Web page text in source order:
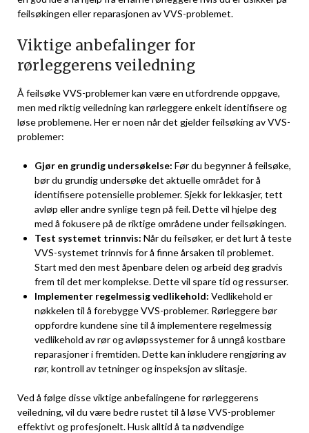
feilsøkingen eller reparasjonen av ⁢VVS-problemet.
Viktige anbefalinger for
rørleggerens veiledning
Å feilsøke VVS-problemer kan være en utfordrende oppgave,
men med riktig veiledning kan rørleggere enkelt identifisere og
løse problemene. Her ⁣er noen når det‌ gjelder‍ feilsøking av VVS-
problemer:
Gjør en grundig undersøkelse: Før du begynner å feilsøke,
bør du grundig undersøke det aktuelle området for å
identifisere potensielle problemer. Sjekk for lekkasjer, tett
avløp eller andre synlige tegn på​ feil. Dette vil ⁣hjelpe deg
med å fokusere på de riktige områdene under feilsøkingen.
Test systemet‌ trinnvis: Når du feilsøker, ​er det lurt å teste
VVS-systemet trinnvis for⁢ å finne årsaken til problemet.
⁢Start med den mest åpenbare delen ⁤og arbeid deg gradvis
frem til det mer komplekse. Dette ⁤vil spare tid og ressurser.
Implementer regelmessig vedlikehold: Vedlikehold er
nøkkelen til å forebygge ⁤VVS-problemer. Rørleggere bør‌
oppfordre kundene sine til å implementere regelmessig
vedlikehold av rør ‍og avløpssystemer for å ​unngå kostbare
reparasjoner i fremtiden. Dette kan inkludere rengjøring av ​
rør, kontroll av tetninger og inspeksjon av slitasje.
Ved å følge disse viktige anbefalingene for rørleggerens
veiledning, vil du være bedre ‌rustet til⁢ å løse VVS-problemer
effektivt og profesjonelt. Husk alltid å ta nødvendige